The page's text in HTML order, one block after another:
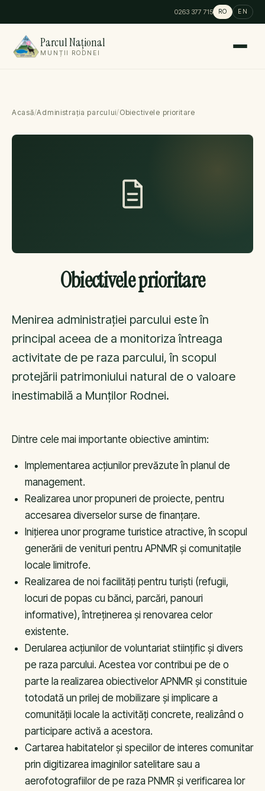
0263 377 715 RO EN
Parcul Național
MUNȚII RODNEI
Acasă/Administrația parcului/Obiectivele prioritare
Obiectivele prioritare
Menirea administraţiei parcului este în
principal aceea de a monitoriza întreaga
activitate de pe raza parcului, în scopul
protejării patrimoniului natural de o valoare
inestimabilă a Munţilor Rodnei.
Dintre cele mai importante obiective amintim:
Implementarea acţiunilor prevăzute în planul de
management.
Realizarea unor propuneri de proiecte, pentru
accesarea diverselor surse de finanţare.
Iniţierea unor programe turistice atractive, în scopul
generării de venituri pentru APNMR şi comunitaţile
locale limitrofe.
Realizarea de noi facilităţi pentru turişti (refugii,
locuri de popas cu bănci, parcări, panouri
informative), întreţinerea şi renovarea celor
existente.
Derularea acţiunilor de voluntariat stiinţific şi divers
pe raza parcului. Acestea vor contribui pe de o
parte la realizarea obiectivelor APNMR şi constituie
totodată un prilej de mobilizare şi implicare a
comunităţii locale la activităţi concrete, realizând o
participare activă a acestora.
Cartarea habitatelor şi speciilor de interes comunitar
prin digitizarea imaginilor satelitare sau a
aerofotografiilor de pe raza PNMR şi verificarea lor